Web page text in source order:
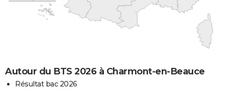
Autour du BTS 2026 à Charmont-en-Beauce
Résultat bac 2026